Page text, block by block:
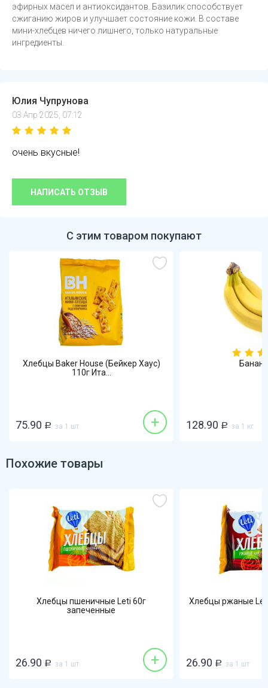
эфирных масел и антиоксидантов. Базилик способствует
сжиганию жиров и улучшает состояние кожи. В составе
мини-хлебцев ничего лишнего, только натуральные
ингредиенты.
Юлия Чупрунова
03 Апр 2025, 07:12
очень вкусные!
НАПИСАТЬ ОТЗЫВ
С этим товаром покупают
Хлебцы Baker House (Бейкер Хаус)
110г Ита...
75.90 Р за 1 шт + 128.90 Р за 1 кг
Похожие товары
Хлебцы пшеничные Leti 60г
запеченные
26.90 Р за 1 шт +
Хлебцы ржаные
26.90 Р за 1 шт